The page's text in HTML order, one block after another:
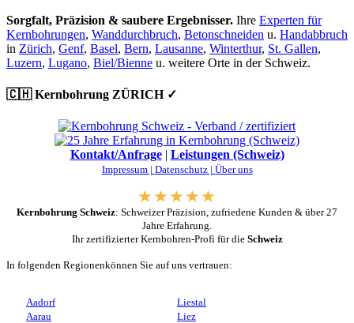
Sorgfalt, Präzision & saubere Ergebnisser. Ihre Experten für
Kernbohrungen, Wanddurchbruch, Betonschneiden u. Handabbruch
in Zürich, Genf, Basel, Bern, Lausanne, Winterthur, St. Gallen,
Luzern, Lugano, Biel/Bienne u. weitere Orte in der Schweiz.
🇨🇭 Kernbohrung ZÜRICH ✓
Kontakt/Anfrage| Leistungen (Schweiz)
Impressum | Datenschutz | Über uns
Kernbohrung Schweiz: Schweizer Präzision, zufriedene Kunden & über 27
Jahre Erfahrung.
Ihr zertifizierter Kernbohren-Profi für die Schweiz
In folgenden Regionenkönnen Sie auf uns vertrauen:
Aadorf
Aarau
Liestal
Liez